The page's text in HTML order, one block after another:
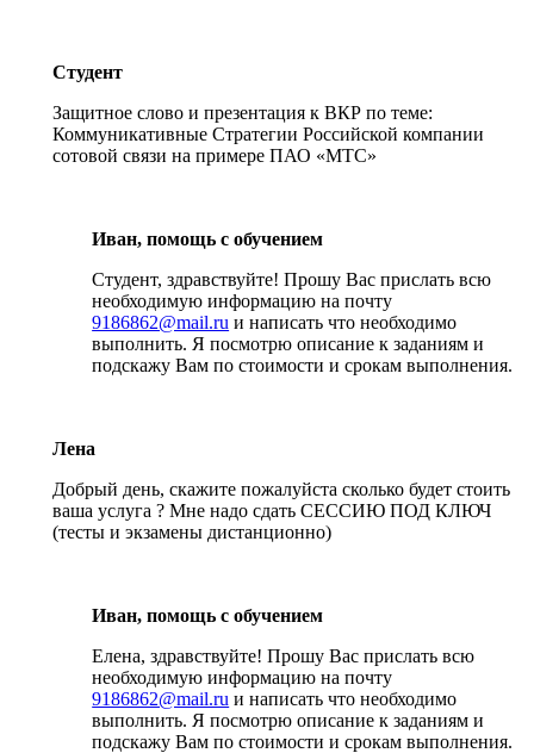
Студент
Защитное слово и презентация к ВКР по теме:
Коммуникативные Стратегии Российской компании
сотовой связи на примере ПАО «МТС»
Иван, помощь с обучением
Студент, здравствуйте! Прошу Вас прислать всю
необходимую информацию на почту
9186862@mail.ru и написать что необходимо
выполнить. Я посмотрю описание к заданиям и
подскажу Вам по стоимости и срокам выполнения.
Лена
Добрый день, скажите пожалуйста сколько будет стоить
ваша услуга ? Мне надо сдать СЕССИЮ ПОД КЛЮЧ
(тесты и экзамены дистанционно)
Иван, помощь с обучением
Елена, здравствуйте! Прошу Вас прислать всю
необходимую информацию на почту
9186862@mail.ru и написать что необходимо
выполнить. Я посмотрю описание к заданиям и
подскажу Вам по стоимости и срокам выполнения.